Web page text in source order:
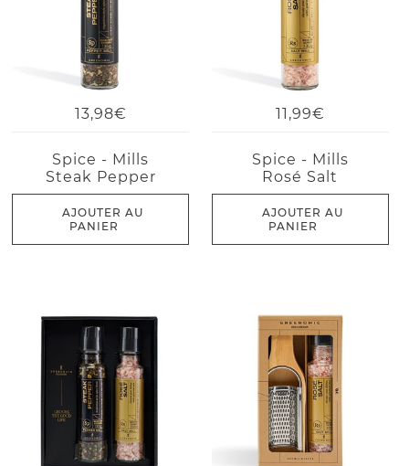
13,98€
Spice - Mills
Steak Pepper
AJOUTER AU
PANIER
11,99€
Spice - Mills
Rosé Salt
AJOUTER AU
PANIER